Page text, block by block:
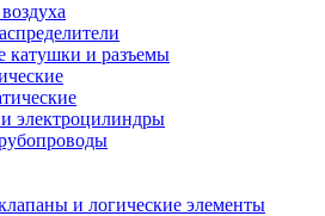
катушки и разъемы
электроцилиндры
и логические элементы